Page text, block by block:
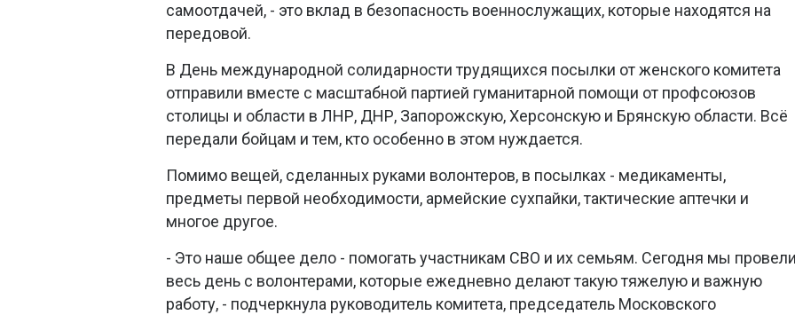
самоотдачей, - это вклад в безопасность военнослужащих, которые находятся на
передовой.
В День международной солидарности трудящихся посылки от женского комитета
отправили вместе с масштабной партией гуманитарной помощи от профсоюзов
столицы и области в ЛНР, ДНР, Запорожскую, Херсонскую и Брянскую области. Всё
передали бойцам и тем, кто особенно в этом нуждается.
Помимо вещей, сделанных руками волонтеров, в посылках - медикаменты,
предметы первой необходимости, армейские сухпайки, тактические аптечки и
многое другое.
- Это наше общее дело - помогать участникам СВО и их семьям. Сегодня мы
весь день с волонтерами, которые ежедневно делают такую тяжелую и важную
работу, - подчеркнула руководитель комитета, председатель Московского